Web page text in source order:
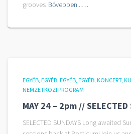
grooves Bővebben...…
EGYÉB EGYÉB EGYÉB EGYÉB KONCERT
NEMZETKÖZI PROGRAM
MAY 24 – 2pm // SELECTED
SELECTED SUNDAYS Long awaited